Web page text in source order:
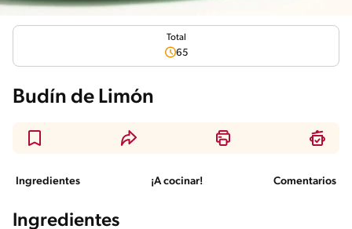
Total
65
Budín de Limón
Ingredientes ¡A cocinar! Comentarios
Ingredientes